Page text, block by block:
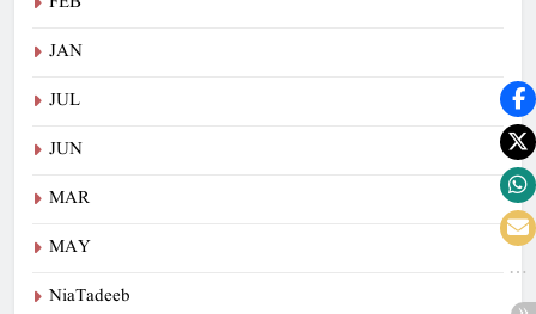
JAN
JUL
JUN
MAR
MAY
NiaTadeeb